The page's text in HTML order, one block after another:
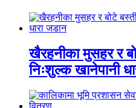
खैरहनीका मुसहर र
निःशुल्क खानेपानी